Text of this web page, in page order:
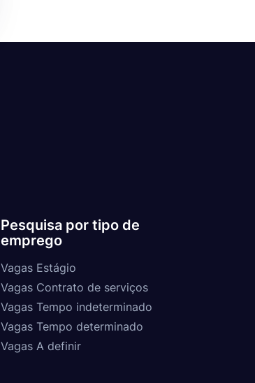
Pesquisa por tipo de
emprego
Vagas Estágio
Vagas Contrato de serviços
Vagas Tempo indeterminado
Vagas Tempo determinado
Vagas A definir